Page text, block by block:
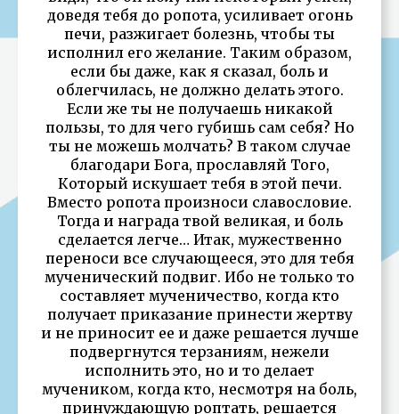
доведя тебя до ропота, усиливает огонь
печи, разжигает болезнь, чтобы ты
исполнил его желание. Таким образом,
если бы даже, как я сказал, боль и
облегчилась, не должно делать этого.
Если же ты не получаешь никакой
пользы, то для чего губишь сам себя? Но
ты не можешь молчать? В таком случае
благодари Бога, прославляй Того,
Который искушает тебя в этой печи.
Вместо ропота произноси славословие.
Тогда и награда твой великая, и боль
сделается легче… Итак, мужественно
переноси все случающееся, это для тебя
мученический подвиг. Ибо не только то
составляет мученичество, когда кто
получает приказание принести жертву
и не приносит ее и даже решается лучше
подвергнутся терзаниям, нежели
исполнить это, но и то делает
мучеником, когда кто, несмотря на боль,
принуждающую роптать, решается